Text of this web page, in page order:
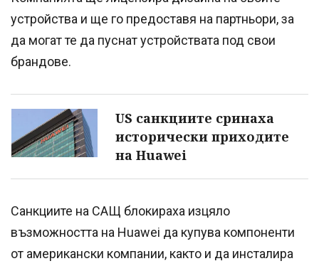
устройства и ще го предоставя на партньори, за
да могат те да пуснат устройствата под свои
брандове.
US санкциите сринаха
исторически приходите
на Huawei
Санкциите на САЩ блокираха изцяло
възможността на Huawei да купува компоненти
от американски компании, както и да инсталира